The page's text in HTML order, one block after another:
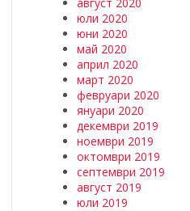
юли 2020
юни 2020
май 2020
април 2020
март 2020
февруари 2020
януари 2020
декември 2019
ноември 2019
октомври 2019
септември 2019
август 2019
юли 2019